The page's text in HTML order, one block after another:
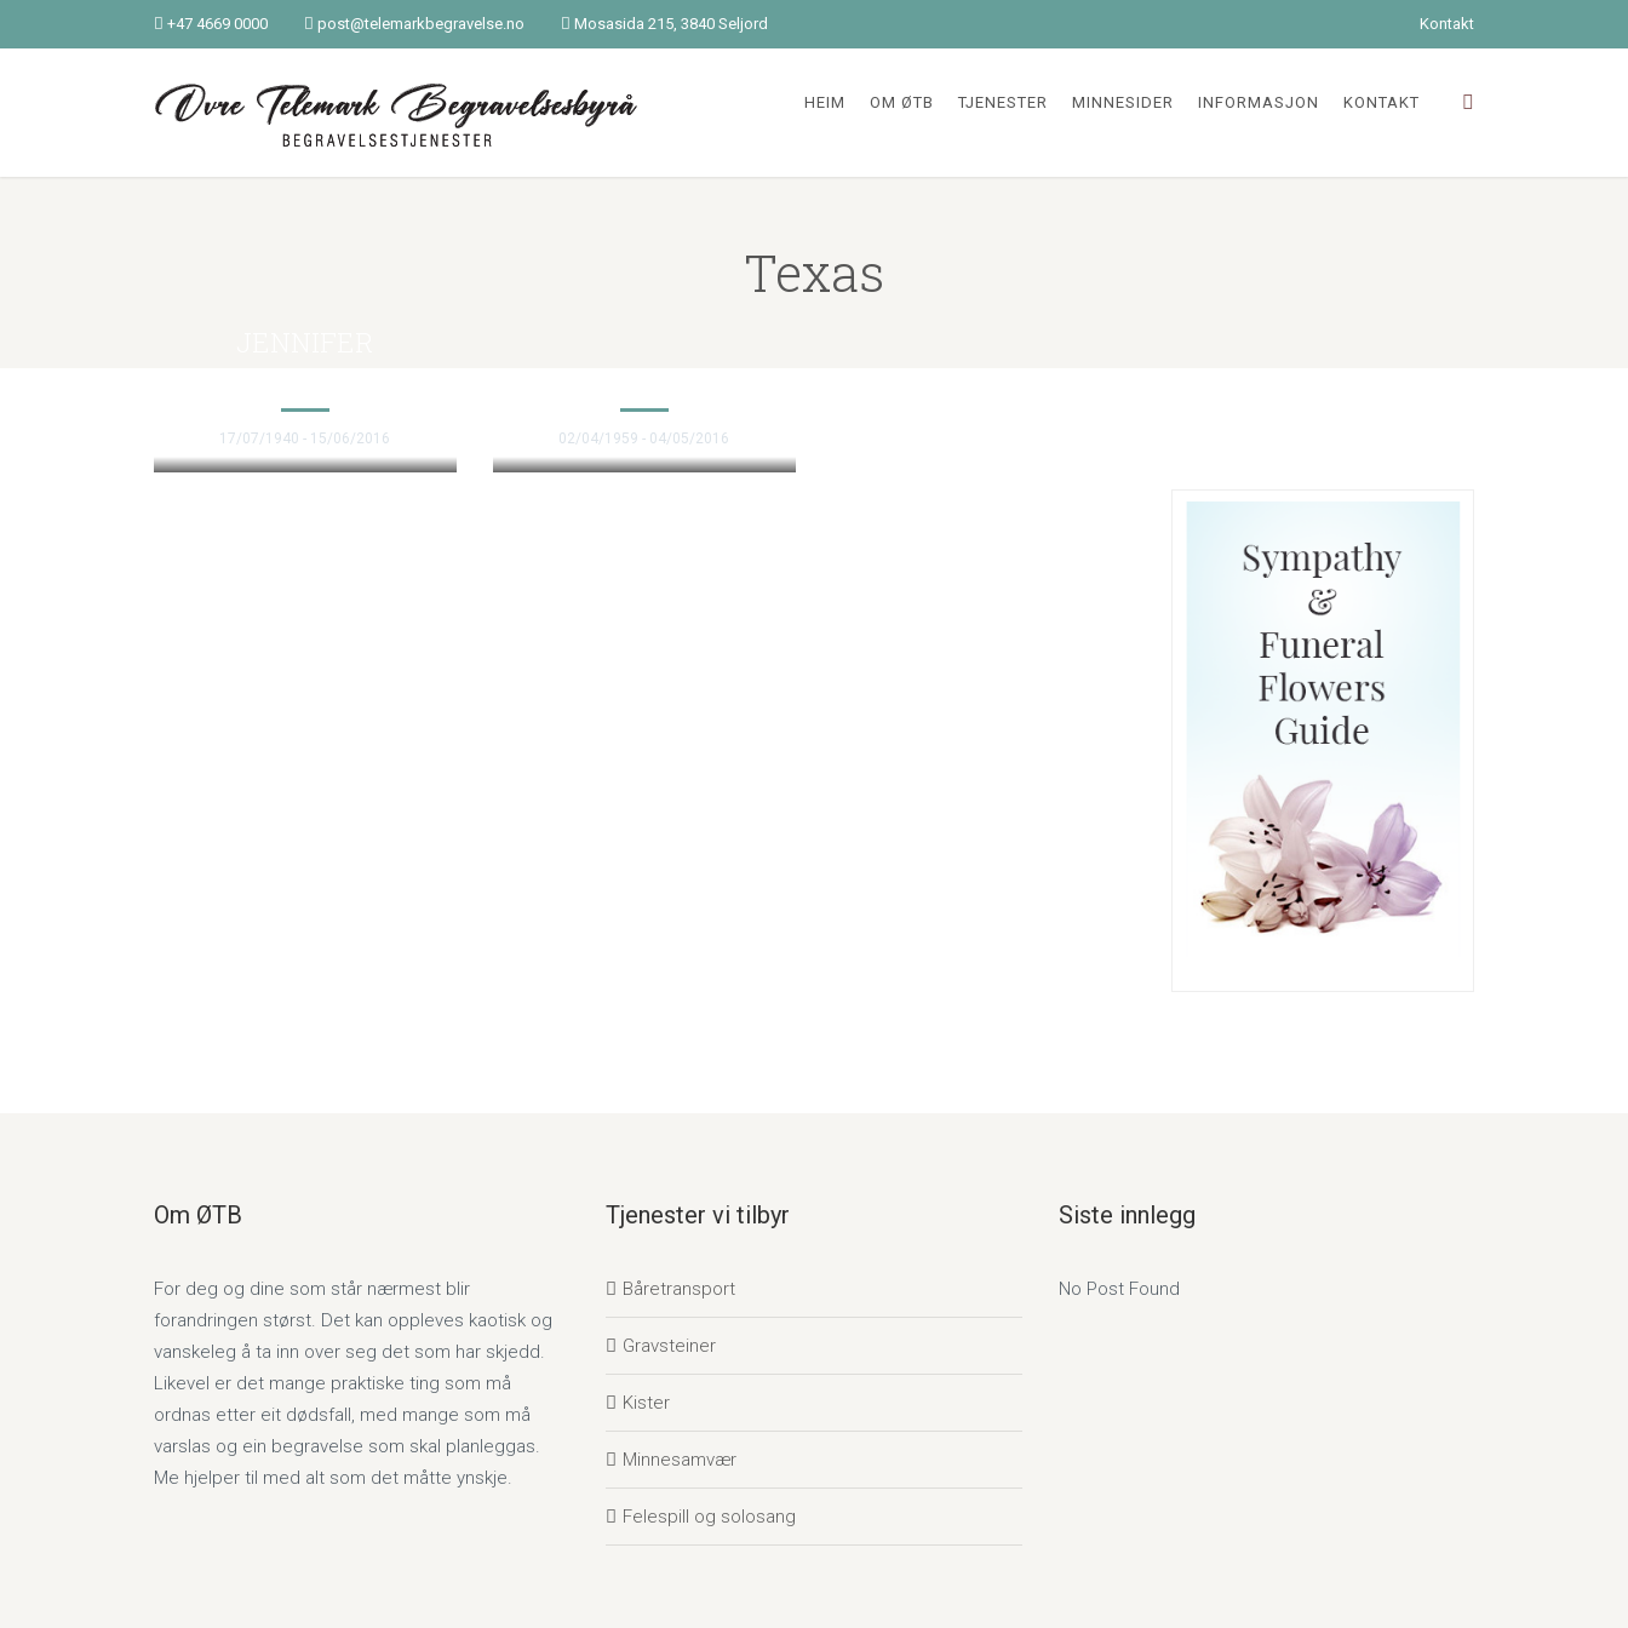
Kontakt
+47 4669 0000 post@telemarkbegravelse.no Mosasida 215, 3840 Seljord
HEIM OM ØTB TJENESTER MINNESIDER INFORMASJON KONTAKT
Texas
17/07/1940 - 15/06/2016 02/04/1959 - 04/05/2016
Om ØTB
For deg og dine som står nærmest blir
forandringen størst. Det kan oppleves kaotisk og
vanskeleg å ta inn over seg det som har skjedd.
Likevel er det mange praktiske ting som må
ordnas etter eit dødsfall, med mange som må
varslas og ein begravelse som skal planleggas.
Me hjelper til med alt som det måtte ynskje.
Tjenester vi tilbyr
Båretransport
Gravsteiner
Kister
Minnesamvær
Felespill og solosang
Siste innlegg
No Post Found